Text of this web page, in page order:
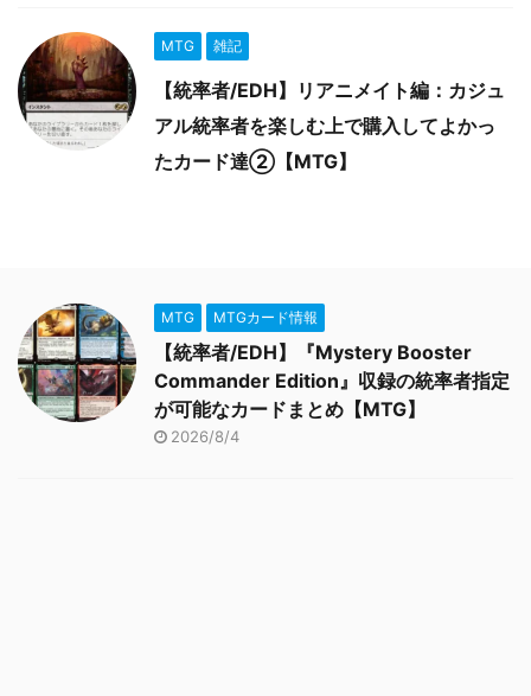
MTG 雑記
【統率者/EDH】リアニメイト編：カジュ
アル統率者を楽しむ上で購入してよかっ
たカード達②【MTG】
MTG MTGカード情報
【統率者/EDH】『Mystery Booster
Commander Edition』収録の統率者指定
が可能なカードまとめ【MTG】
2026/8/4